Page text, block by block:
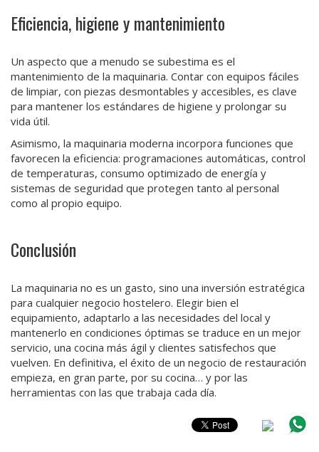
Eficiencia, higiene y mantenimiento
Un aspecto que a menudo se subestima es el
mantenimiento de la maquinaria. Contar con equipos fáciles
de limpiar, con piezas desmontables y accesibles, es clave
para mantener los estándares de higiene y prolongar su
vida útil.
Asimismo, la maquinaria moderna incorpora funciones que
favorecen la eficiencia: programaciones automáticas, control
de temperaturas, consumo optimizado de energía y
sistemas de seguridad que protegen tanto al personal
como al propio equipo.
Conclusión
La maquinaria no es un gasto, sino una inversión estratégica
para cualquier negocio hostelero. Elegir bien el
equipamiento, adaptarlo a las necesidades del local y
mantenerlo en condiciones óptimas se traduce en un mejor
servicio, una cocina más ágil y clientes satisfechos que
vuelven. En definitiva, el éxito de un negocio de restauración
empieza, en gran parte, por su cocina… y por las
herramientas con las que trabaja cada día.